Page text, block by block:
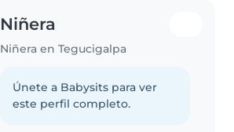
Niñera
Niñera en Tegucigalpa
Únete a Babysits para ver
este perfil completo.